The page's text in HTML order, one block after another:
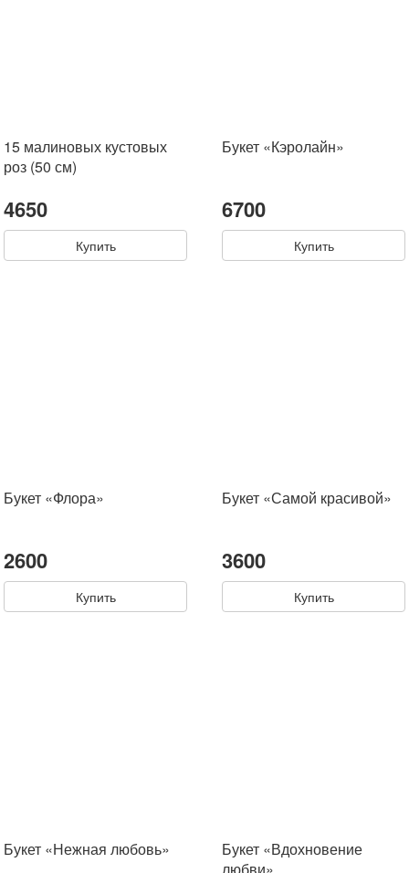
15 малиновых кустовых
роз (50 см)
4650
Купить
Букет «Кэролайн»
6700
Купить
Букет «Флора»
2600
Купить
Букет «Самой красивой»
3600
Купить
Букет «Нежная любовь»
Букет «Вдохновение